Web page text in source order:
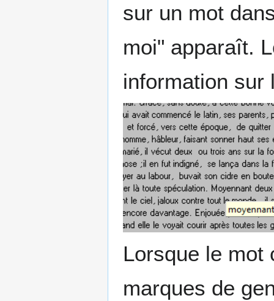
sur un mot
moi" apparaît.
information sur
Lorsque le mot
marques de